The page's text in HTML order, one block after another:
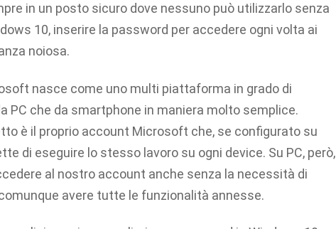
in un posto sicuro dove nessuno può utilizzarlo senza
10, inserire la password per accedere ogni volta ai
noiosa.
nasce come uno multi piattaforma in grado di
PC che da smartphone in maniera molto semplice.
è il proprio account Microsoft che, se configurato su
di eseguire lo stesso lavoro su ogni device. Su PC, però,
al nostro account anche senza la necessità di
avere tutte le funzionalità annesse.